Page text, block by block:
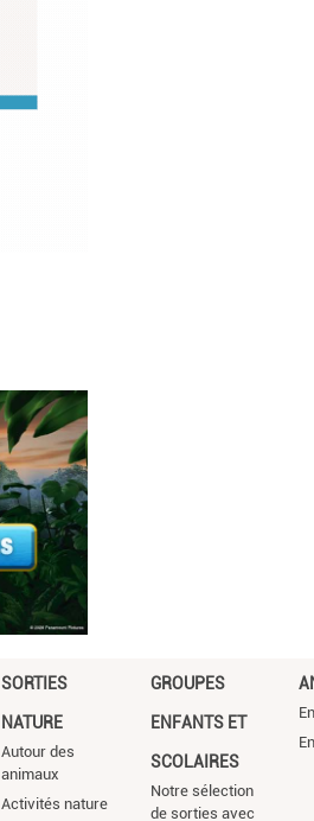
SORTIES
NATURE
Autour des
animaux
Activités nature
GROUPES
ENFANTS ET
SCOLAIRES
Notre sélection
de sorties avec